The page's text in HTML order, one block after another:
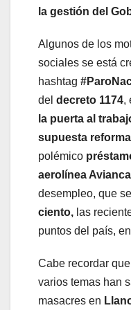
la gestión del
Algunos de los
sociales se está
hashtag
del decreto 1174,
la puerta al
supuesta
polémico
aerolínea
desempleo, que
ciento, las
puntos del país,
Cabe recordar
varios temas han
masacres en